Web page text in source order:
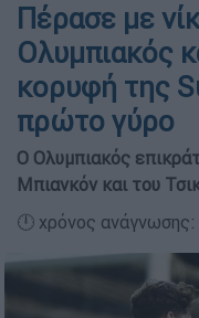
Πέρασε με
Ολυμπιακός
κορυφή της
πρώτο γύρο
Ο Ολυμπιακός
Μπιανκόν και του
🕛 χρόνος